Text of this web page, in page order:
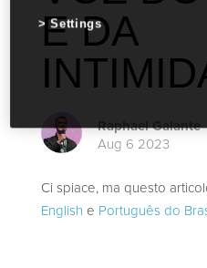
E DA
Raphael Galante
Aug 6 2023
Ci spiace, ma questo
English e Português do
Settings